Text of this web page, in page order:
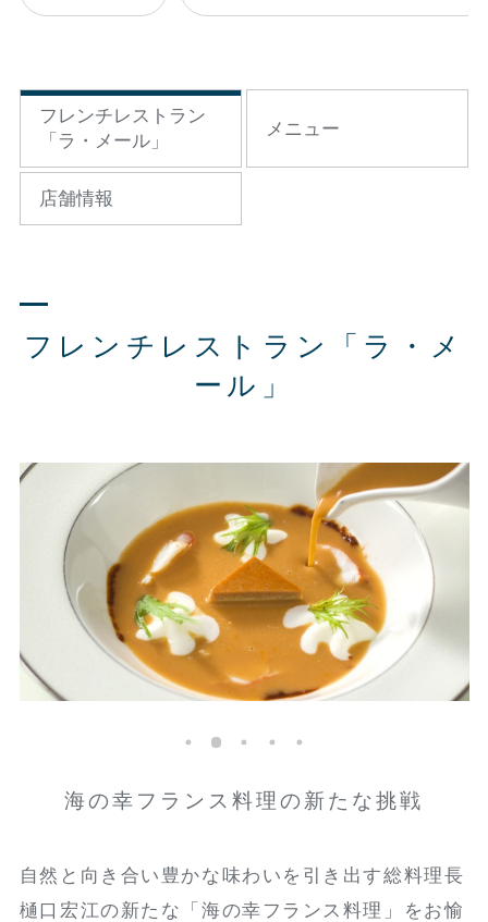
フレンチレストラン
「ラ・メール」
メニュー
店舗情報
フレンチレストラン「ラ・メ
ール」
海の幸フランス料理の新たな挑戦
自然と向き合い豊かな味わいを引き出す総料理長
樋口宏江の新たな「海の幸フランス料理」をお愉